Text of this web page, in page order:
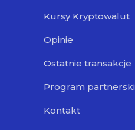
Kursy Kryptowalut
Opinie
Ostatnie transakcje
Program partnerski
Kontakt